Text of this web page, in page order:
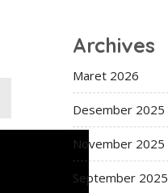
Archives
Maret 2026
Desember 2025
November 2025
September 2025